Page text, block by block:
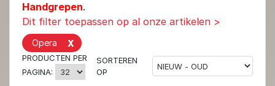
Handgrepen.
Dit filter toepassen op al onze artikelen >
X
Opera
PRODUCTEN PER
PAGINA:
SORTEREN
OP